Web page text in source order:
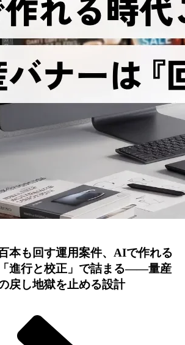
本も回す運用案件、AIで作れる
進行と校正」で詰まる——量産
戻し地獄を止める設計